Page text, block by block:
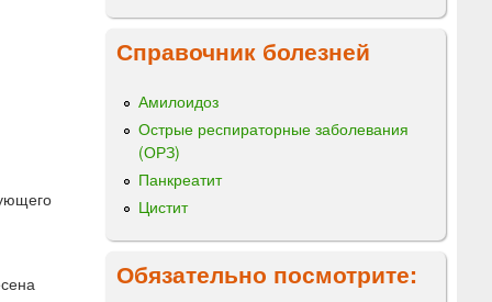
Справочник болезней
Амилоидоз
Острые респираторные заболевания
(ОРЗ)
Панкреатит
Цистит
Обязательно посмотрите: